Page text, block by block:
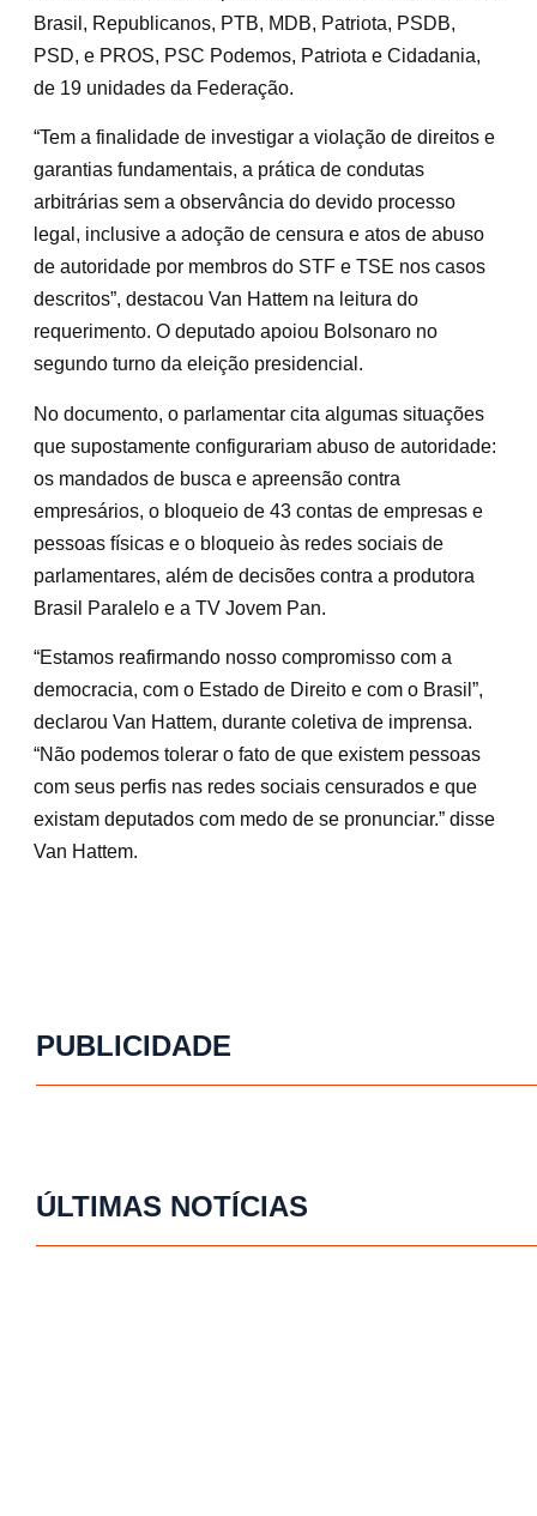
Brasil, Republicanos, PTB, MDB, Patriota, PSDB,
PSD, e PROS, PSC Podemos, Patriota e Cidadania,
de 19 unidades da Federação.
“Tem a finalidade de investigar a violação de direitos e
garantias fundamentais, a prática de condutas
arbitrárias sem a observância do devido processo
legal, inclusive a adoção de censura e atos de abuso
de autoridade por membros do STF e TSE nos casos
descritos”, destacou Van Hattem na leitura do
requerimento. O deputado apoiou Bolsonaro no
segundo turno da eleição presidencial.
No documento, o parlamentar cita algumas situações
que supostamente configurariam abuso de autoridade:
os mandados de busca e apreensão contra
empresários, o bloqueio de 43 contas de empresas e
pessoas físicas e o bloqueio às redes sociais de
parlamentares, além de decisões contra a produtora
Brasil Paralelo e a TV Jovem Pan.
“Estamos reafirmando nosso compromisso com a
democracia, com o Estado de Direito e com o Brasil”,
declarou Van Hattem, durante coletiva de imprensa.
“Não podemos tolerar o fato de que existem pessoas
com seus perfis nas redes sociais censurados e que
existam deputados com medo de se pronunciar.” disse
Van Hattem.
PUBLICIDADE
ÚLTIMAS NOTÍCIAS